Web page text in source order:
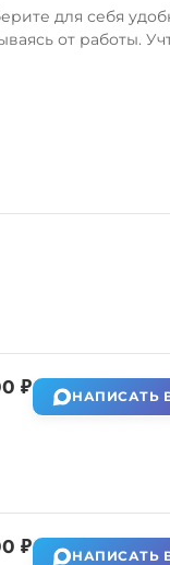
для себя
от работы.
₽ НАПИСАТЬ
₽ НАПИСАТЬ